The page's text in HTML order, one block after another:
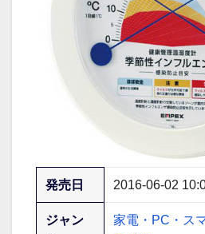
発売日 2016-06-02
ジャン
家電・PC・ス